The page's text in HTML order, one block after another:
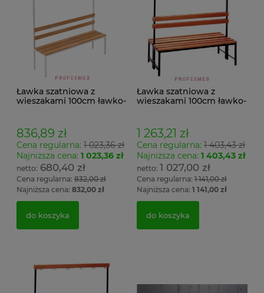
Ławka szatniowa z
wieszakami 100cm ławko-
836,89 zł
Cena regularna: 1 023,36 zł
Najniższa cena: 1 023,36 zł
680,40 zł
Cena regularna: 832,00 zł
Najniższa cena: 832,00 zł
do koszyka
Ławka szatniowa z
wieszakami 100cm ławko-
1 263,21 zł
Cena regularna:1 403,43 zł
Najniższa cena: 1 403,43 zł
1 027,00 zł
Cena regularna:1 141,00 zł
Najniższa cena: 1 141,00 zł
do koszyka